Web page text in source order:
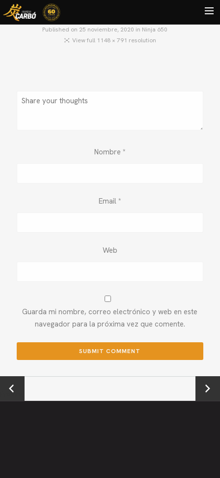
BLOG
Published on 25 noviembre, 2020 in Ninja 650
View full 1148 × 791 resolution
Nombre *
Email *
Web
Guarda mi nombre, correo electrónico y web en este
navegador para la próxima vez que comente.
←
Previou
Next →